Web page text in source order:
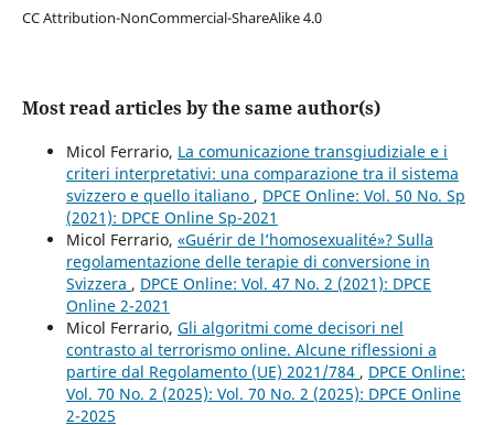
CC Attribution-NonCommercial-ShareAlike 4.0
Most read articles by the same author(s)
Micol Ferrario, La comunicazione transgiudiziale e i
criteri interpretativi: una comparazione tra il sistema
svizzero e quello italiano , DPCE Online: Vol. 50 No. Sp
(2021): DPCE Online Sp-2021
Micol Ferrario, «Guérir de l’homosexualité»? Sulla
regolamentazione delle terapie di conversione in
Svizzera , DPCE Online: Vol. 47 No. 2 (2021): DPCE
Online 2-2021
Micol Ferrario, Gli algoritmi come decisori nel
contrasto al terrorismo online. Alcune riflessioni a
partire dal Regolamento (UE) 2021/784 , DPCE Online:
Vol. 70 No. 2 (2025): Vol. 70 No. 2 (2025): DPCE Online
2-2025